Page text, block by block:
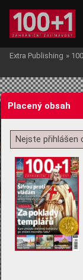
Žádost o
Pro základní
(tzv. cookies
uložením volitelných
Anonymní unikátní
Díky němu příště
Extra Publishing »
Placený obsah
Nejste přihlášen